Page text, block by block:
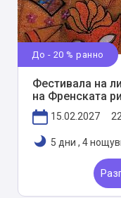
До - 20 % ранно
Фестивала на
на Френската
15.02.2027
5 дни , 4